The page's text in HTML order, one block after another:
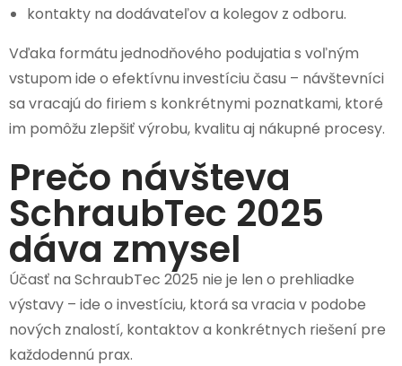
kontakty na dodávateľov a kolegov z odboru.
Vďaka formátu jednodňového podujatia s voľným
vstupom ide o efektívnu investíciu času – návštevníci
sa vracajú do firiem s konkrétnymi poznatkami, ktoré
im pomôžu zlepšiť výrobu, kvalitu aj nákupné procesy.
Prečo návšteva
SchraubTec 2025
dáva zmysel
Účasť na SchraubTec 2025 nie je len o prehliadke
výstavy – ide o investíciu, ktorá sa vracia v podobe
nových znalostí, kontaktov a konkrétnych riešení pre
každodennú prax.